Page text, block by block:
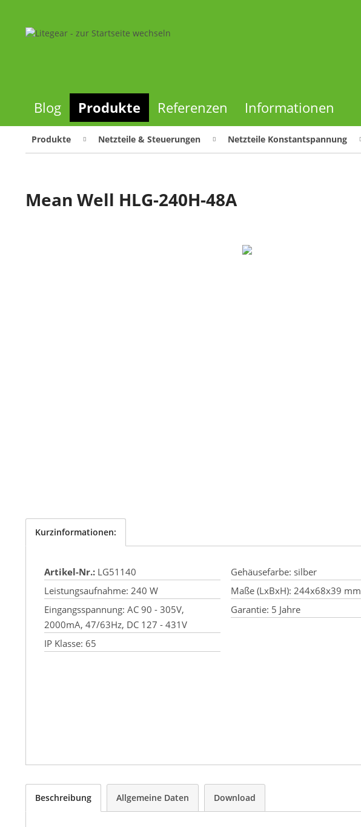
Blog Produkte Referenzen Informationen
Produkte Netzteile & Steuerungen Netzteile Konstantspannung
Mean Well HLG-240H-48A
Kurzinformationen:
Artikel-Nr.: LG51140
Leistungs­aufnahme: 240 W
Eingangsspannung: AC 90 - 305V,
2000mA, 47/63Hz, DC 127 - 431V
IP Klasse: 65
Gehäusefarbe: silber
Maße (LxBxH): 244x68x39 mm
Garantie: 5 Jahre
Beschreibung Allgemeine Daten Download